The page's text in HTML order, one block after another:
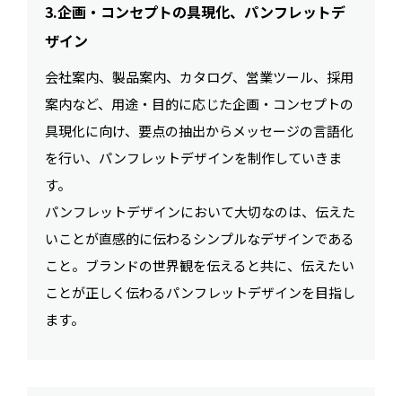
3.企画・コンセプトの具現化、パンフレットデ
ザイン
会社案内、製品案内、カタログ、営業ツール、採用
案内など、用途・目的に応じた企画・コンセプトの
具現化に向け、要点の抽出からメッセージの言語化
を行い、パンフレットデザインを制作していきま
す。
パンフレットデザインにおいて大切なのは、伝えた
いことが直感的に伝わるシンプルなデザインである
こと。ブランドの世界観を伝えると共に、伝えたい
ことが正しく伝わるパンフレットデザインを目指し
ます。